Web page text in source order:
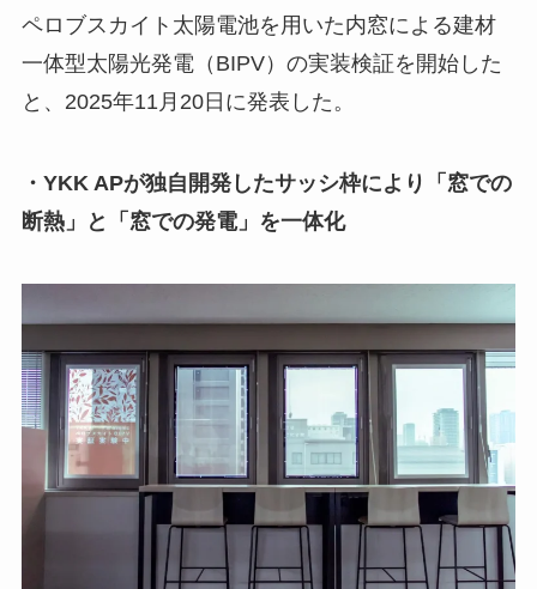
ペロブスカイト太陽電池を用いた内窓による建材
一体型太陽光発電（BIPV）の実装検証を開始した
と、2025年11月20日に発表した。
・YKK APが独自開発したサッシ枠により「窓での
断熱」と「窓での発電」を一体化